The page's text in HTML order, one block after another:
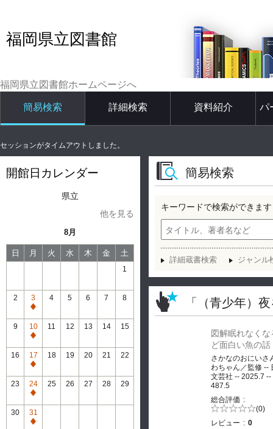
福岡県立図書館
福岡県立図書館ホームページへ
簡易検索 詳細検索 資料紹介 パ
セッションがタイムアウトしました。
開館日カレンダー
県立
他を見る
8月
日 月 火 水 木 金 土
1
2
3
通
常
休
館
4 5 6 7 8
9
10
通
常
休
館
11 12 13 14 15
16
17
通
常
休
館
18 19 20 21 22
23
24
通
常
休
25 26 27 28 29
30
31
通
簡易検索
キーワードで検索ができます
詳細蔵書検索 ジャンル
「（青少年）
図解眠れなくな
ど面白い魚の話
さかなのおにいさ
わちゃん／監修 --
文芸社 -- 2025.7 --
487.5
総合評価
5段階評価の (0)
レビュー
0